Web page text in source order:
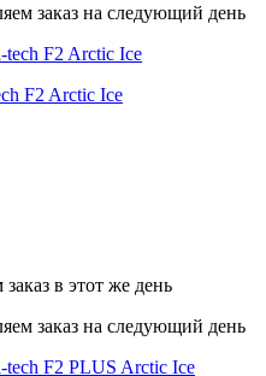
заказ на следующий день
F2 Arctic Ice
заказ в этот же день
заказ на следующий день